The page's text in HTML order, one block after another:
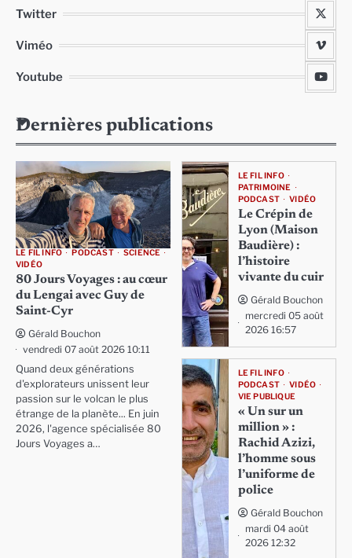
Twitter
Viméo
Youtube
Dernières publications
LE FIL INFO PODCAST
SCIENCE
VIDÉO
80 Jours Voyages : au cœur
du Lengai avec Guy de
Saint-Cyr
Gérald Bouchon
vendredi 07 août 2026 10:11
Quand deux générations
d'explorateurs unissent leur
passion sur le volcan le plus
étrange de la planète... En juin
2026, l'agence spécialisée 80
Jours Voyages a…
LE FIL INFO
PATRIMOINE
PODCAST
VIDÉO
Le Crépin de
Lyon (Maison
Baudière) :
l’histoire
vivante du cuir
Gérald Bouchon
mercredi 05 août
2026 16:57
LE FIL INFO
PODCAST
VIDÉO
VIE PUBLIQUE
« Un sur un
million » :
Rachid Azizi,
l’homme sous
l’uniforme de
police
Gérald Bouchon
mardi 04 août
2026 12:32